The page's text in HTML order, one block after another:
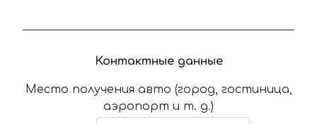
Контактные данные
Место получения авто (город, гостиница,
аэропорт и т. д.)